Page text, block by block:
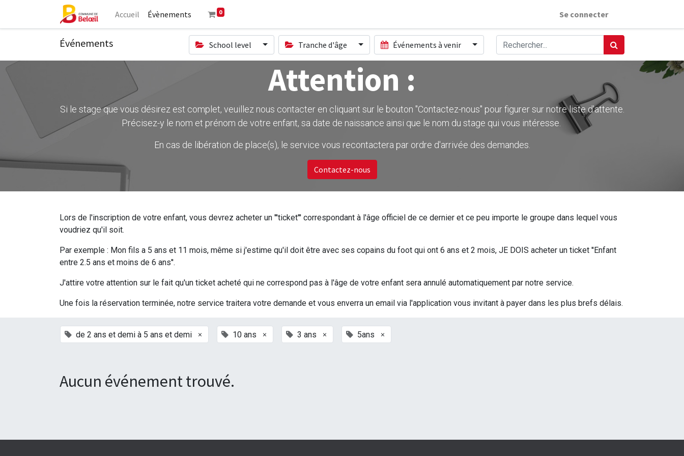
Accueil Évènements 0 Se connecter
Événements School level Tranche d'âge Événements à venir
Attention :
Si le stage que vous désirez est complet, veuillez nous contacter en cliquant sur le bouton ''Contactez-nous" pour figurer sur notre liste d'attente.
Précisez-y le nom et prénom de votre enfant, sa date de naissance ainsi que le nom du stage qui vous intéresse.
En cas de libération de place(s), le service vous recontactera par ordre d'arrivée des demandes.
Contactez-nous
Lors de l'inscription de votre enfant, vous devrez acheter un '''ticket''' correspondant à l'âge officiel de ce dernier et ce peu importe le groupe dans lequel vous
voudriez qu'il soit.
Par exemple : Mon fils a 5 ans et 11 mois, même si j'estime qu'il doit être avec ses copains du foot qui ont 6 ans et 2 mois, JE DOIS acheter un ticket ''Enfant
entre 2.5 ans et moins de 6 ans''.
J'attire votre attention sur le fait qu'un ticket acheté qui ne correspond pas à l'âge de votre enfant sera annulé automatiquement par notre service.
Une fois la réservation terminée, notre service traitera votre demande et vous enverra un email via l'application vous invitant à payer dans les plus brefs délais.
de 2 ans et demi à 5 ans et demi × 10 ans × 3 ans × 5ans ×
Aucun événement trouvé.